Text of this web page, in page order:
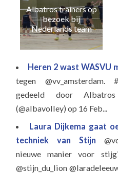
Albatros trainers op
bezoek bij
Nederlands team
Heren 2 wast WASVU
tegen
gedeeld door
(@albavolley) op 16 Feb...
Laura Dijkema gaat
techniek van Stijn
nieuwe manier voor
@stijn_du_lion